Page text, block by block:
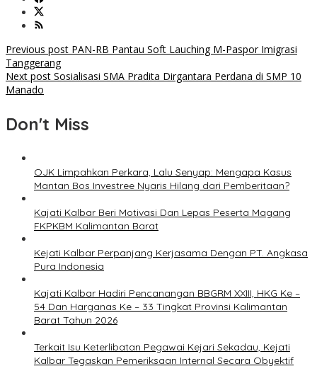
Post
navigation
Previous post PAN-RB Pantau Soft Lauching M-Paspor Imigrasi
Tanggerang
Next post Sosialisasi SMA Pradita Dirgantara Perdana di SMP 10
Manado
Don't Miss
OJK Limpahkan Perkara, Lalu Senyap: Mengapa Kasus
Mantan Bos Investree Nyaris Hilang dari Pemberitaan?
Kajati Kalbar Beri Motivasi Dan Lepas Peserta Magang
FKPKBM Kalimantan Barat
Kejati Kalbar Perpanjang Kerjasama Dengan PT. Angkasa
Pura Indonesia
Kajati Kalbar Hadiri Pencanangan BBGRM XXIII, HKG Ke –
54 Dan Harganas Ke – 33 Tingkat Provinsi Kalimantan
Barat Tahun 2026
Terkait Isu Keterlibatan Pegawai Kejari Sekadau, Kejati
Kalbar Tegaskan Pemeriksaan Internal Secara Obyektif